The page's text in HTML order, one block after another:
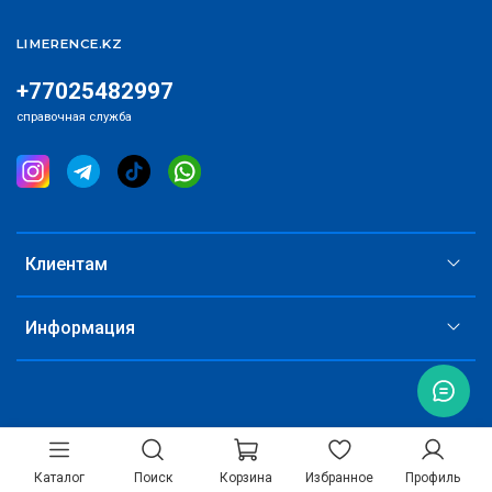
Клиентам
Информация
+77025482997
справочная служба
LIMERENCE.KZ
Каталог Поиск Корзина Избранное Профиль